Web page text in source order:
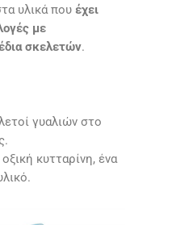
υλικά που έχει
με
σκελετών.
γυαλιών στο
κυτταρίνη, ένα